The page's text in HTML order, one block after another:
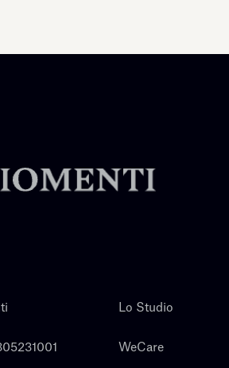
Lo Studio
WeCare